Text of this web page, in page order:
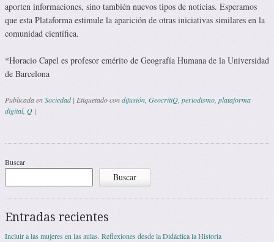
aporten informaciones, sino también nuevos tipos de noticias. Esperamos
que esta Plataforma estimule la aparición de otras iniciativas similares en la
comunidad científica.
*Horacio Capel es profesor emérito de Geografía Humana de la Universidad
de Barcelona
Publicada enSociedad | Etiquetado condifusión, GeocritiQ, periodismo, plataforma
digital, Q |
Navegación de entradas
Buscar
Buscar
Entradas recientes
Incluir a las mujeres en las aulas. Reflexiones desde la Didáctica la Historia